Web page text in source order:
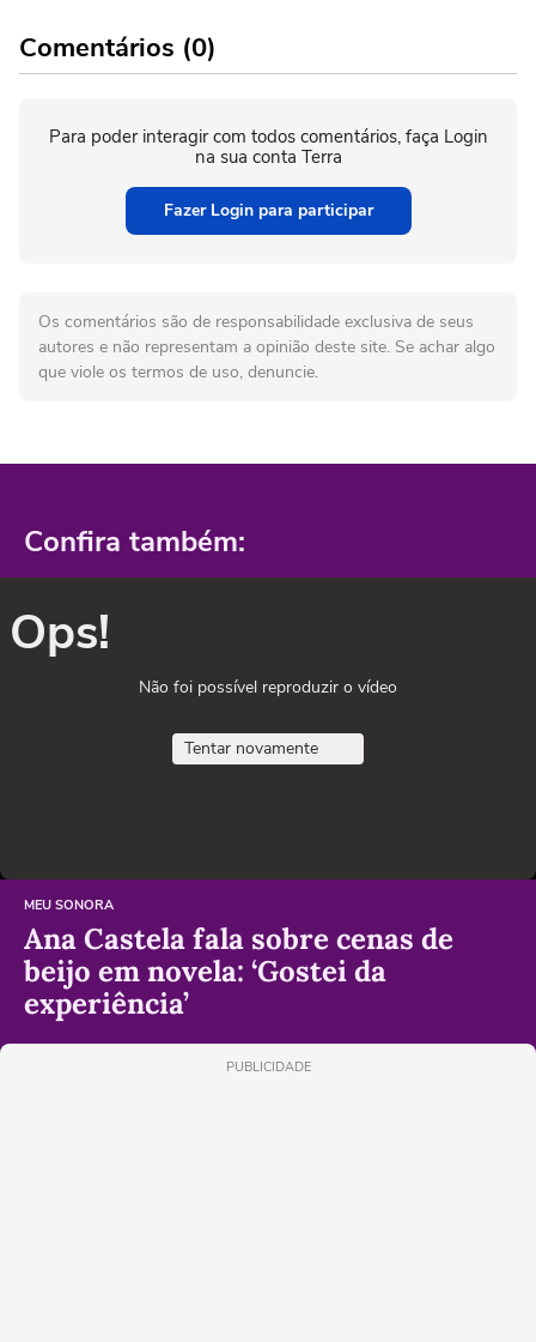
Comentários (0)
Para poder interagir com todos comentários, faça Login
na sua conta Terra
Fazer Login para participar
Os comentários são de responsabilidade exclusiva de seus
autores e não representam a opinião deste site. Se achar algo
que viole os termos de uso, denuncie.
Confira também:
Ops!
Não foi possível reproduzir o vídeo
Tentar novamente
MEU SONORA
Ana Castela fala sobre cenas de
beijo em novela: ‘Gostei da
experiência’
PUBLICIDADE